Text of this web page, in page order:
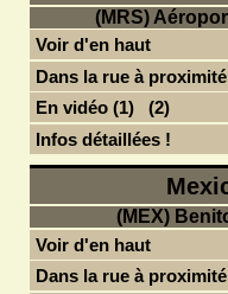
(MRS)
Voir d'en haut
Dans la rue à
En vidéo (1)
(2)
Infos détaillées !
(MEX)
Voir d'en haut
Dans la rue à